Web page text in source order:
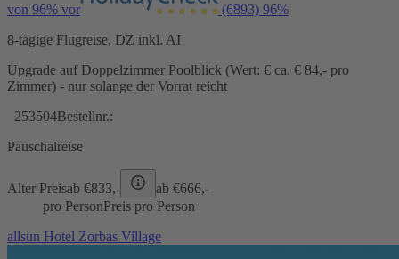
von 96% vor (6893) 96%
8-tägige Flugreise, DZ inkl. AI
Upgrade auf Doppelzimmer Poolblick (Wert: € ca. € 84,- pro
Zimmer) - nur solange der Vorrat reicht
253504Bestellnr.:
Pauschalreise
Alter Preisab €833,- ab €666,-
pro PersonPreis pro Person
allsun Hotel Zorbas Village